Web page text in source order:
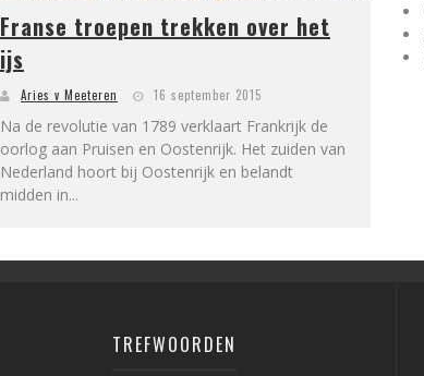
Franse troepen trekken over het
ijs
Aries v Meeteren 16 september 2015
Na de revolutie van 1789 verklaart Frankrijk de
oorlog aan Pruisen en Oostenrijk. Het zuiden van
Nederland hoort bij Oostenrijk en belandt
midden in...
TREFWOORDEN